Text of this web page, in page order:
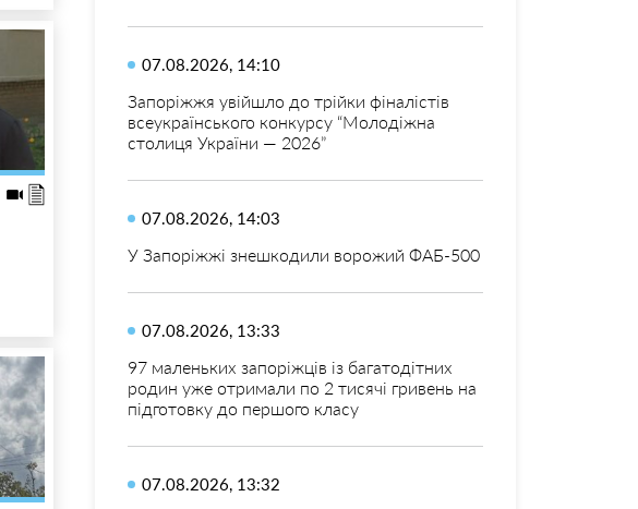
07.08.2026, 14:10
Запоріжжя увійшло до трійки фіналістів
всеукраїнського конкурсу “Молодіжна
столиця України — 2026”
07.08.2026, 14:03
У Запоріжжі знешкодили ворожий ФАБ-500
07.08.2026, 13:33
97 маленьких запоріжців із багатодітних
родин уже отримали по 2 тисячі гривень на
підготовку до першого класу
07.08.2026, 13:32